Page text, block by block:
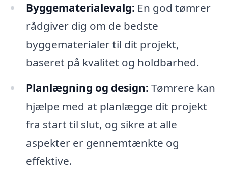
Byggematerialevalg: En god tømrer
rådgiver dig om de bedste
byggematerialer til dit projekt,
baseret på kvalitet og holdbarhed.
Planlægning og design: Tømrere kan
hjælpe med at planlægge dit projekt
fra start til slut, og sikre at alle
aspekter er gennemtænkte og
effektive.